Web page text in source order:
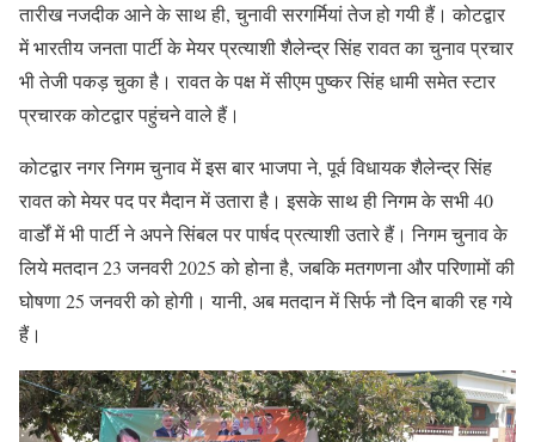
तारीख नजदीक आने के साथ ही, चुनावी सरगर्मियां तेज हो गयी हैं। कोटद्वार
में भारतीय जनता पार्टी के मेयर प्रत्याशी शैलेन्द्र सिंह रावत का चुनाव प्रचार
भी तेजी पकड़ चुका है। रावत के पक्ष में सीएम पुष्कर सिंह धामी समेत स्टार
प्रचारक कोटद्वार पहुंचने वाले हैं।
कोटद्वार नगर निगम चुनाव में इस बार भाजपा ने, पूर्व विधायक शैलेन्द्र सिंह
रावत को मेयर पद पर मैदान में उतारा है। इसके साथ ही निगम के सभी 40
वार्डों में भी पार्टी ने अपने सिंबल पर पार्षद प्रत्याशी उतारे हैं। निगम चुनाव के
लिये मतदान 23 जनवरी 2025 को होना है, जबकि मतगणना और परिणामों की
घोषणा 25 जनवरी को होगी। यानी, अब मतदान में सिर्फ नौ दिन बाकी रह गये
हैं।